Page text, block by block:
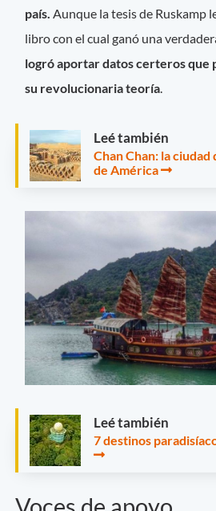
país. Aunque la tesis de Ruskamp
libro con el cual ganó una
logró aportar datos certeros que
su revolucionaria teoría
Leé también
Chan Chan: la ciudad
de América
Leé también
7 destinos